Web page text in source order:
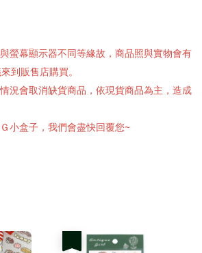
螢幕顯示器不同等緣故，商品照與實物會有
到販售店購買。
況會取消缺貨商品，依現貨商品為主，造成
小盒子，我們會盡快回覆您~